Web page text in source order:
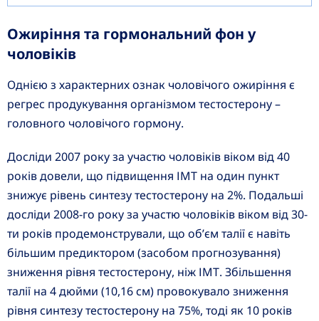
Ожиріння та гормональний фон у
чоловіків
Однією з характерних ознак чоловічого ожиріння є
регрес продукування організмом тестостерону –
головного чоловічого гормону.
Досліди 2007 року за участю чоловіків віком від 40
років довели, що підвищення ІМТ на один пункт
знижує рівень синтезу тестостерону на 2%. Подальші
досліди 2008-го року за участю чоловіків віком від 30-
ти років продемонстрували, що об’єм талії є навіть
більшим предиктором (засобом прогнозування)
зниження рівня тестостерону, ніж ІМТ. Збільшення
талії на 4 дюйми (10,16 см) провокувало зниження
рівня синтезу тестостерону на 75%, тоді як 10 років